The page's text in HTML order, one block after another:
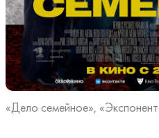
«Дело семейное»,